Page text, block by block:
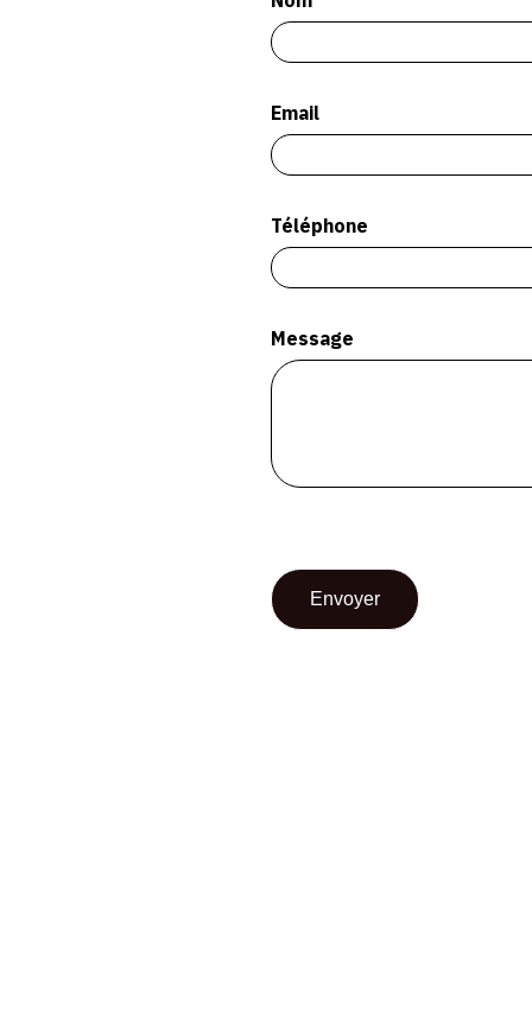
Email
Téléphone
Message